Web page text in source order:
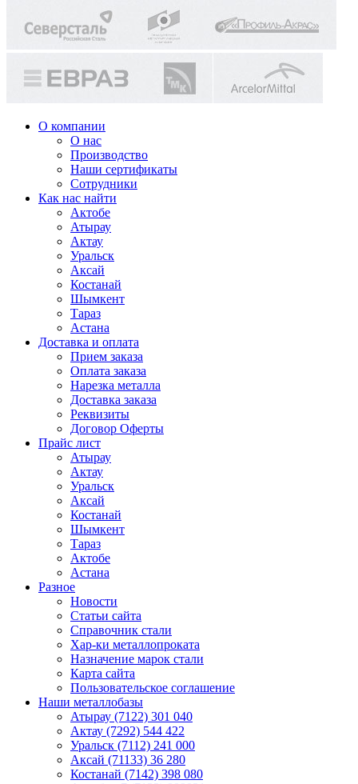
О компании
О нас
Производство
Наши сертификаты
Сотрудники
Как нас найти
Актобе
Атырау
Актау
Уральск
Аксай
Костанай
Шымкент
Тараз
Астана
Доставка и оплата
Прием заказа
Оплата заказа
Нарезка металла
Доставка заказа
Реквизиты
Договор Оферты
Прайс лист
Атырау
Актау
Уральск
Аксай
Костанай
Шымкент
Тараз
Актобе
Астана
Разное
Новости
Статьи сайта
Справочник стали
Хар-ки металлопроката
Назначение марок стали
Карта сайта
Пользовательское соглашение
Наши металлобазы
Атырау (7122) 301 040
Актау (7292) 544 422
Уральск (7112) 241 000
Аксай (71133) 36 280
Костанай (7142) 398 080